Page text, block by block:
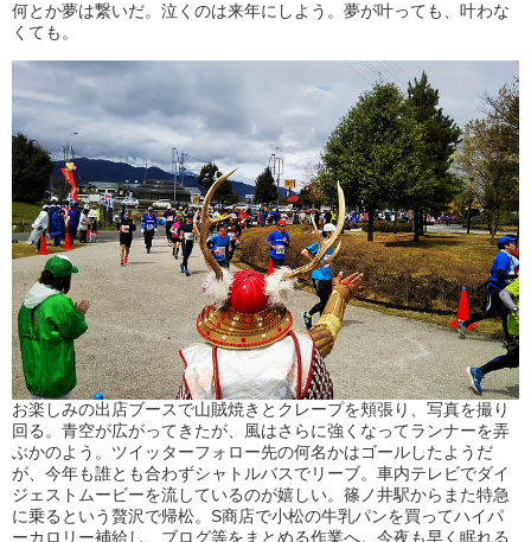
何とか夢は繋いだ。泣くのは来年にしよう。夢が叶っても、叶わな
くても。
お楽しみの出店ブースで山賊焼きとクレープを頬張り、写真を撮り
回る。青空が広がってきたが、風はさらに強くなってランナーを弄
ぶかのよう。ツイッターフォロー先の何名かはゴールしたようだ
が、今年も誰とも合わずシャトルバスでリーブ。車内テレビでダイ
ジェストムービーを流しているのが嬉しい。篠ノ井駅からまた特急
に乗るという贅沢で帰松。S商店で小松の牛乳パンを買ってハイパ
ーカロリー補給し、ブログ等をまとめる作業へ。今夜も早く眠れる